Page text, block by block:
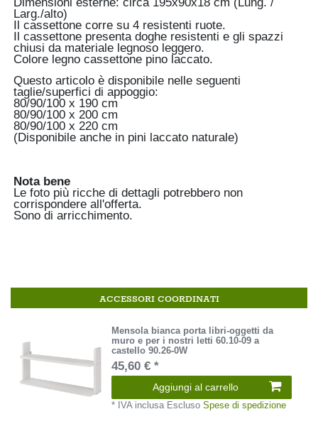
Larg./alto)
Il cassettone corre su 4 resistenti ruote.
Il cassettone presenta doghe resistenti e gli spazzi
chiusi da materiale legnoso leggero.
Colore legno cassettone pino laccato.
Questo articolo è disponibile nelle seguenti
taglie/superfici di appoggio:
80/90/100 x 190 cm
80/90/100 x 200 cm
80/90/100 x 220 cm
(Disponibile anche in pini laccato naturale)
Nota bene
Le foto più ricche di dettagli potrebbero non
corrispondere all'offerta.
Sono di arricchimento.
ACCESSORI COORDINATI
Mensola bianca porta libri-oggetti da
muro e per i nostri letti 60.10-09 a
castello 90.26-0W
45,60 € *
Aggiungi al carrello
* IVA inclusa EsclusoSpese di spedizione